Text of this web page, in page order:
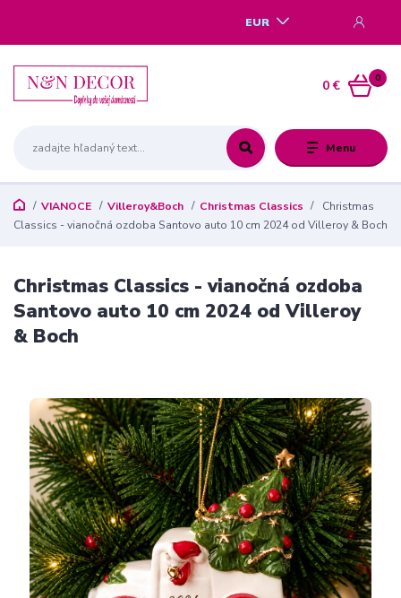
Menu
EUR
0
0 €
VIANOCE Villeroy&Boch Christmas Classics
Christmas
Classics - vianočná ozdoba Santovo auto 10 cm 2024 od Villeroy & Boch
Christmas Classics - vianočná ozdoba
Santovo auto 10 cm 2024 od Villeroy
& Boch